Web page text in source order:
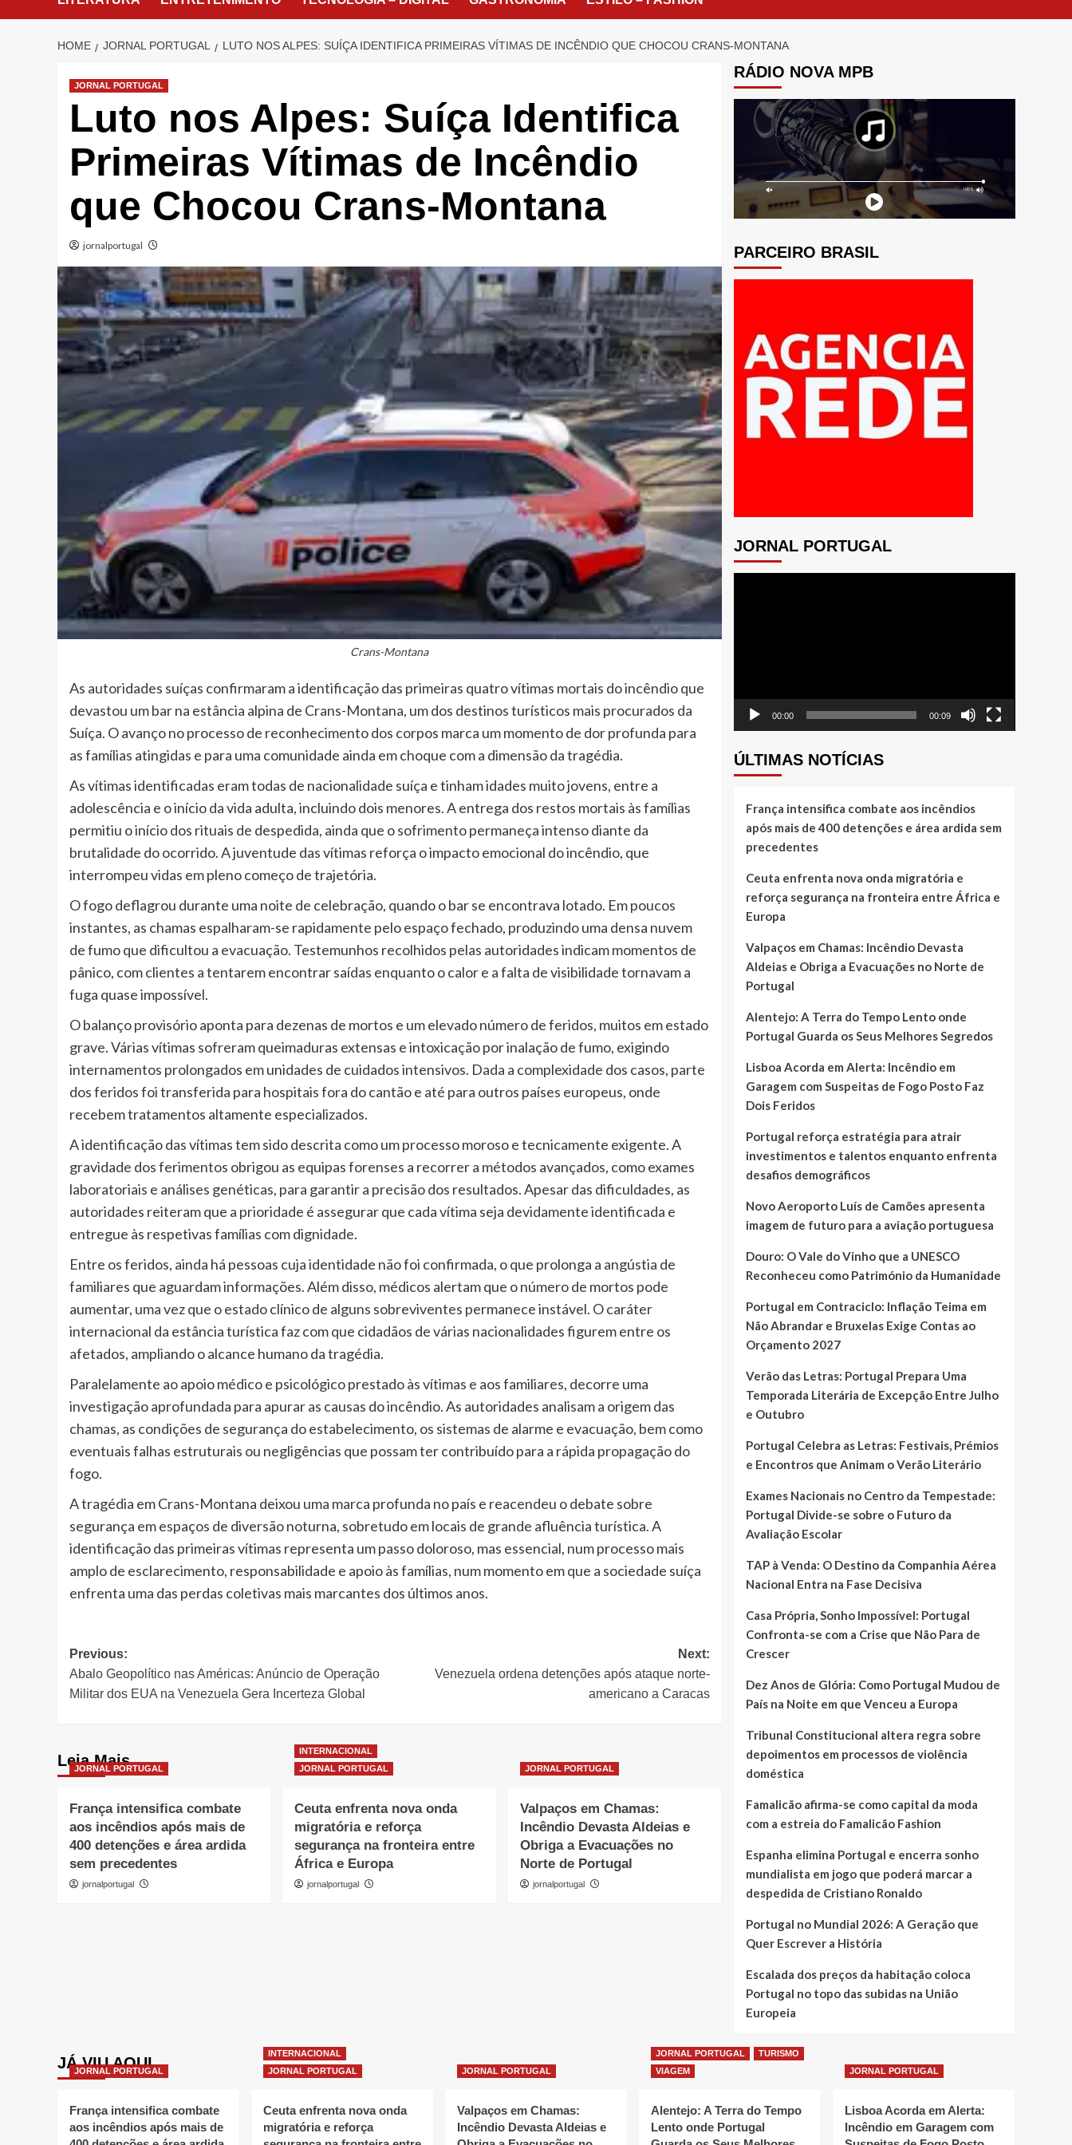
HOME JORNAL PORTUGAL LUTO NOS ALPES: SUÍÇA IDENTIFICA PRIMEIRAS VÍTIMAS DE INCÊNDIO QUE CHOCOU CRANS-MONTANA
JORNAL PORTUGAL
Luto nos Alpes: Suíça Identifica
Primeiras Vítimas de Incêndio
que Chocou Crans-Montana
jornalportugal
Crans-Montana
As autoridades suíças confirmaram a identificação das primeiras quatro vítimas mortais do incêndio que
devastou um bar na estância alpina de Crans-Montana, um dos destinos turísticos mais procurados da
Suíça. O avanço no processo de reconhecimento dos corpos marca um momento de dor profunda para
as famílias atingidas e para uma comunidade ainda em choque com a dimensão da tragédia.
As vítimas identificadas eram todas de nacionalidade suíça e tinham idades muito jovens, entre a
adolescência e o início da vida adulta, incluindo dois menores. A entrega dos restos mortais às famílias
permitiu o início dos rituais de despedida, ainda que o sofrimento permaneça intenso diante da
brutalidade do ocorrido. A juventude das vítimas reforça o impacto emocional do incêndio, que
interrompeu vidas em pleno começo de trajetória.
O fogo deflagrou durante uma noite de celebração, quando o bar se encontrava lotado. Em poucos
instantes, as chamas espalharam-se rapidamente pelo espaço fechado, produzindo uma densa nuvem
de fumo que dificultou a evacuação. Testemunhos recolhidos pelas autoridades indicam momentos de
pânico, com clientes a tentarem encontrar saídas enquanto o calor e a falta de visibilidade tornavam a
fuga quase impossível.
O balanço provisório aponta para dezenas de mortos e um elevado número de feridos, muitos em estado
grave. Várias vítimas sofreram queimaduras extensas e intoxicação por inalação de fumo, exigindo
internamentos prolongados em unidades de cuidados intensivos. Dada a complexidade dos casos, parte
dos feridos foi transferida para hospitais fora do cantão e até para outros países europeus, onde
recebem tratamentos altamente especializados.
A identificação das vítimas tem sido descrita como um processo moroso e tecnicamente exigente. A
gravidade dos ferimentos obrigou as equipas forenses a recorrer a métodos avançados, como exames
laboratoriais e análises genéticas, para garantir a precisão dos resultados. Apesar das dificuldades, as
autoridades reiteram que a prioridade é assegurar que cada vítima seja devidamente identificada e
entregue às respetivas famílias com dignidade.
Entre os feridos, ainda há pessoas cuja identidade não foi confirmada, o que prolonga a angústia de
familiares que aguardam informações. Além disso, médicos alertam que o número de mortos pode
aumentar, uma vez que o estado clínico de alguns sobreviventes permanece instável. O caráter
internacional da estância turística faz com que cidadãos de várias nacionalidades figurem entre os
afetados, ampliando o alcance humano da tragédia.
Paralelamente ao apoio médico e psicológico prestado às vítimas e aos familiares, decorre uma
investigação aprofundada para apurar as causas do incêndio. As autoridades analisam a origem das
chamas, as condições de segurança do estabelecimento, os sistemas de alarme e evacuação, bem como
eventuais falhas estruturais ou negligências que possam ter contribuído para a rápida propagação do
fogo.
A tragédia em Crans-Montana deixou uma marca profunda no país e reacendeu o debate sobre
segurança em espaços de diversão noturna, sobretudo em locais de grande afluência turística. A
identificação das primeiras vítimas representa um passo doloroso, mas essencial, num processo mais
amplo de esclarecimento, responsabilidade e apoio às famílias, num momento em que a sociedade suíça
enfrenta uma das perdas coletivas mais marcantes dos últimos anos.
Post
navigation
Previous:
Abalo Geopolítico nas Américas: Anúncio de Operação
Militar dos EUA na Venezuela Gera Incerteza Global
Next:
Venezuela ordena detenções após ataque norte-
americano a Caracas
Leia Mais
JORNAL PORTUGAL
França intensifica combate
aos incêndios após mais de
400 detenções e área ardida
sem precedentes
jornalportugal
INTERNACIONAL
JORNAL PORTUGAL
Ceuta enfrenta nova onda
migratória e reforça
segurança na fronteira entre
África e Europa
jornalportugal
JORNAL PORTUGAL
Valpaços em Chamas:
Incêndio Devasta Aldeias e
Obriga a Evacuações no
Norte de Portugal
jornalportugal
RÁDIO NOVA MPB
PARCEIRO BRASIL
JORNAL PORTUGAL
00:00 00:09
ÚLTIMAS NOTÍCIAS
França intensifica combate aos incêndios
após mais de 400 detenções e área ardida sem
precedentes
Ceuta enfrenta nova onda migratória e
reforça segurança na fronteira entre África e
Europa
Valpaços em Chamas: Incêndio Devasta
Aldeias e Obriga a Evacuações no Norte de
Portugal
Alentejo: A Terra do Tempo Lento onde
Portugal Guarda os Seus Melhores Segredos
Lisboa Acorda em Alerta: Incêndio em
Garagem com Suspeitas de Fogo Posto Faz
Dois Feridos
Portugal reforça estratégia para atrair
investimentos e talentos enquanto enfrenta
desafios demográficos
Novo Aeroporto Luís de Camões apresenta
imagem de futuro para a aviação portuguesa
Douro: O Vale do Vinho que a UNESCO
Reconheceu como Património da Humanidade
Portugal em Contraciclo: Inflação Teima em
Não Abrandar e Bruxelas Exige Contas ao
Orçamento 2027
Verão das Letras: Portugal Prepara Uma
Temporada Literária de Excepção Entre Julho
e Outubro
Portugal Celebra as Letras: Festivais, Prémios
e Encontros que Animam o Verão Literário
Exames Nacionais no Centro da Tempestade:
Portugal Divide-se sobre o Futuro da
Avaliação Escolar
TAP à Venda: O Destino da Companhia Aérea
Nacional Entra na Fase Decisiva
Casa Própria, Sonho Impossível: Portugal
Confronta-se com a Crise que Não Para de
Crescer
Dez Anos de Glória: Como Portugal Mudou de
País na Noite em que Venceu a Europa
Tribunal Constitucional altera regra sobre
depoimentos em processos de violência
doméstica
Famalicão afirma-se como capital da moda
com a estreia do Famalicão Fashion
Espanha elimina Portugal e encerra sonho
mundialista em jogo que poderá marcar a
despedida de Cristiano Ronaldo
Portugal no Mundial 2026: A Geração que
Quer Escrever a História
Escalada dos preços da habitação coloca
Portugal no topo das subidas na União
Europeia
JÁ VIU AQUI
JORNAL PORTUGAL
França intensifica combate
aos incêndios após mais de
INTERNACIONAL
JORNAL PORTUGAL
Ceuta enfrenta nova onda
migratória e reforça
JORNAL PORTUGAL
Valpaços em Chamas:
Incêndio Devasta Aldeias e
JORNAL PORTUGAL
TURISMO
VIAGEM
Alentejo: A Terra do Tempo
Lento onde Portugal
JORNAL PORTUGAL
Lisboa Acorda em Alerta:
Incêndio em Garagem com